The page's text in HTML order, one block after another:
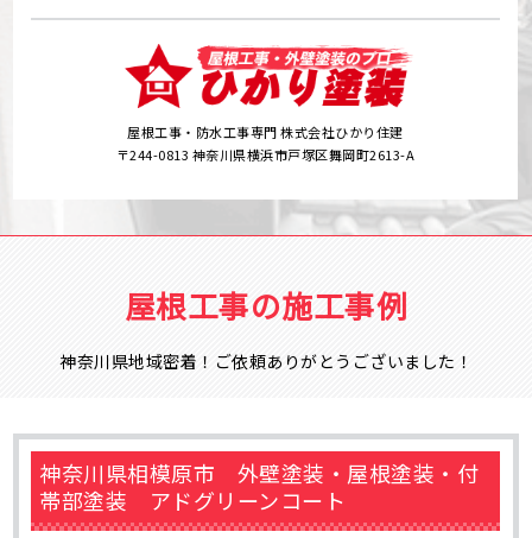
屋根工事・防水工事専門 株式会社ひかり住建
〒244-0813 神奈川県横浜市戸塚区舞岡町2613-A
屋根工事の施工事例
神奈川県地域密着！ご依頼ありがとうございました！
神奈川県相模原市 外壁塗装・屋根塗装・付
帯部塗装 アドグリーンコート